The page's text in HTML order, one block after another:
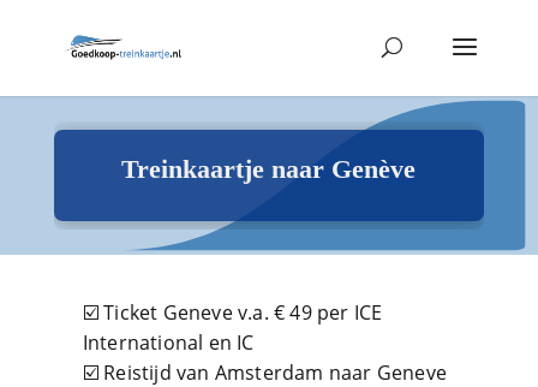
Treinkaartje naar Genève
☑️ Ticket Geneve v.a. € 49 per ICE
International en IC
☑️ Reistijd van Amsterdam naar Geneve